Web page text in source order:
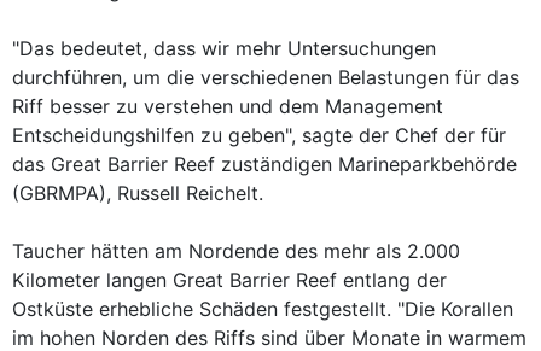
"Das bedeutet, dass wir mehr Untersuchungen
durchführen, um die verschiedenen Belastungen für das
Riff besser zu verstehen und dem Management
Entscheidungshilfen zu geben", sagte der Chef der für
das Great Barrier Reef zuständigen Marineparkbehörde
(GBRMPA), Russell Reichelt.
Taucher hätten am Nordende des mehr als 2.000
Kilometer langen Great Barrier Reef entlang der
Ostküste erhebliche Schäden festgestellt. "Die Korallen
im hohen Norden des Riffs sind über Monate in warmem